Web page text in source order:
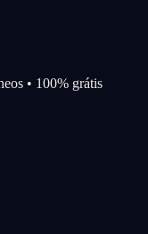
• 100% grátis